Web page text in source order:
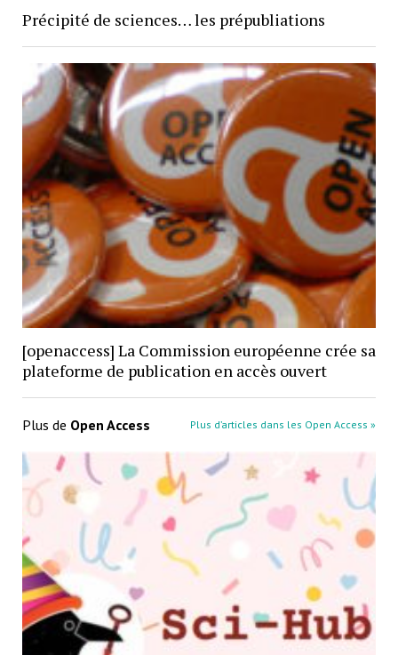
Précipité de sciences… les prépubliations
[openaccess] La Commission européenne crée sa
plateforme de publication en accès ouvert
Plus de Open Access Plus d’articles dans les Open Access »